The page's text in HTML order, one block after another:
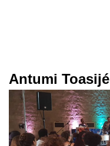
Antumi Toasijé